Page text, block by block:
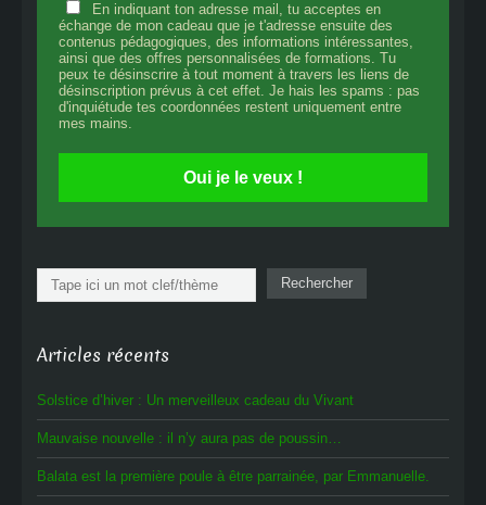
En indiquant ton adresse mail, tu acceptes en
échange de mon cadeau que je t'adresse ensuite des
contenus pédagogiques, des informations intéressantes,
ainsi que des offres personnalisées de formations. Tu
peux te désinscrire à tout moment à travers les liens de
désinscription prévus à cet effet. Je hais les spams : pas
d'inquiétude tes coordonnées restent uniquement entre
mes mains.
Oui je le veux !
Rechercher Rechercher
Articles récents
Solstice d’hiver : Un merveilleux cadeau du Vivant
Mauvaise nouvelle : il n’y aura pas de poussin…
Balata est la première poule à être parrainée, par Emmanuelle.